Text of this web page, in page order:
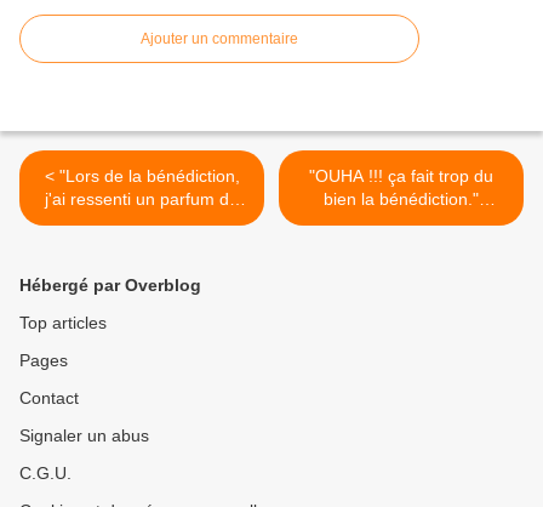
Ajouter un commentaire
< "Lors de la bénédiction,
j'ai ressenti un parfum de
roses." (10/10/2007)
"OUHA !!! ça fait trop du
bien la bénédiction."
(7/11/2007) TÉMOIGNAGE
Hébergé par Overblog
Top articles
Pages
Contact
Signaler un abus
C.G.U.